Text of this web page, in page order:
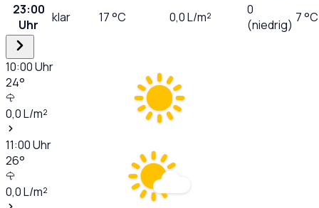
23:00
Uhr
klar 17°C 0,0L/m²
0
(niedrig) 7 °C
10:00Uhr
24°
0,0L/m²
11:00Uhr
26°
0,0L/m²